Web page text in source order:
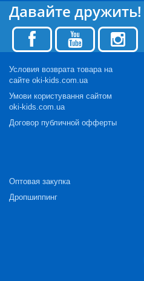
Давайте дружить!
Условия возврата товара на
сайте oki-kids.com.ua
Умови користування сайтом
oki-kids.com.ua
Договор публичной офферты
Оптовая закупка
Дропшиппинг